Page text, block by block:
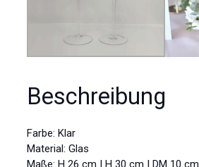
Beschreibung
Farbe: Klar
Material: Glas
Maße: H 26 cm | H 30 cm | DM 10 cm